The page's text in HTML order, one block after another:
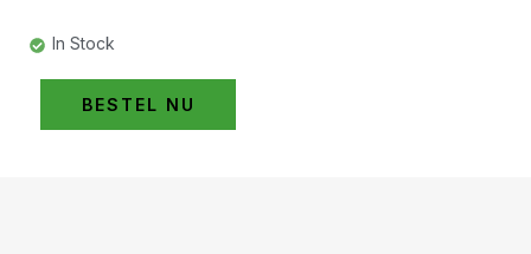
In Stock
BESTEL NU